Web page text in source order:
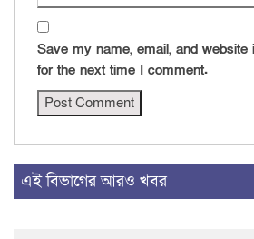
Save my name, email, and website
for the next time I comment.
এই বিভাগের আরও খবর